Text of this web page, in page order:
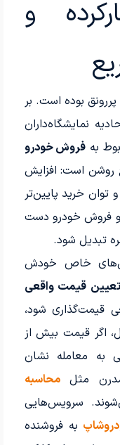
و
بوده است. بر
نمایشگاه‌داران
فروش خودرو
است: افزایش
خرید پایین‌تر
فروش خودرو دست
تبدیل شود.
خاص خودش
تعیین قیمت واقعی
قیمت‌گذاری شود،
اگر قیمت بیش از
به معامله نشان
مدرن مثلمحاسبه
سرویس‌هایی
به فروشنده